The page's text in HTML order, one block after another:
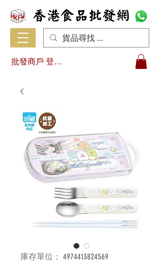
批發商戶 登入/註冊
庫存單位： 4974413824569